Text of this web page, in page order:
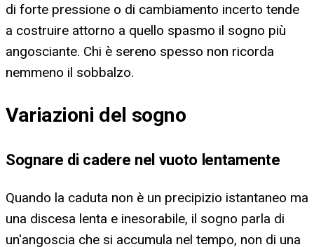
di forte pressione o di cambiamento incerto tende
a costruire attorno a quello spasmo il sogno più
angosciante. Chi è sereno spesso non ricorda
nemmeno il sobbalzo.
Variazioni del sogno
Sognare di cadere nel vuoto lentamente
Quando la caduta non è un precipizio istantaneo ma
una discesa lenta e inesorabile, il sogno parla di
un'angoscia che si accumula nel tempo, non di una